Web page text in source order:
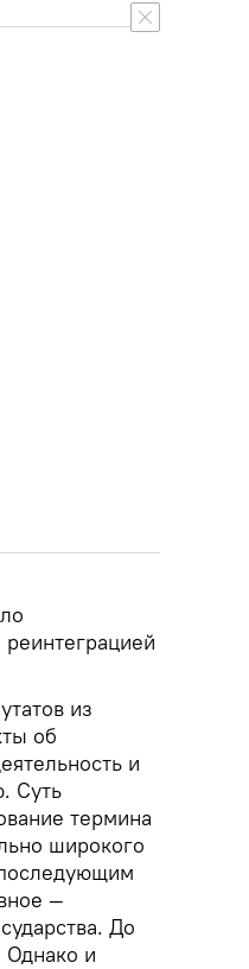
из
об
и
Суть
термина
широкого
—
До
Однако и